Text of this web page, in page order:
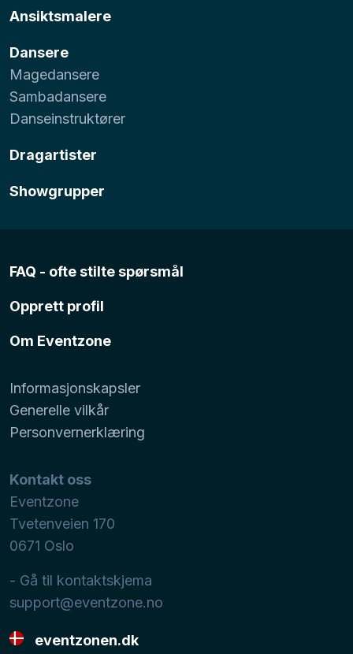
Ansiktsmalere
Dansere
Magedansere
Sambadansere
Danseinstruktører
Dragartister
Showgrupper
FAQ - ofte stilte spørsmål
Opprett profil
Om Eventzone
Informasjonskapsler
Generelle vilkår
Personvernerklæring
Kontakt oss
Eventzone
Tvetenveien 170
0671 Oslo
- Gå til kontaktskjema
support@eventzone.no
eventzonen.dk